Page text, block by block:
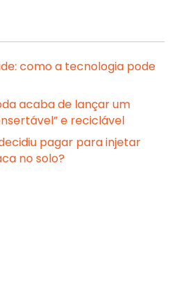
como a tecnologia pode
acaba de lançar um
e reciclável
pagar para injetar
no solo?